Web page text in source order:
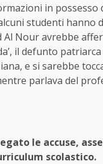
in possesso
studenti hanno
Al Nour avrebbe
il defunto patriarca
e si sarebbe
parlava del
le accuse,
scolastico.